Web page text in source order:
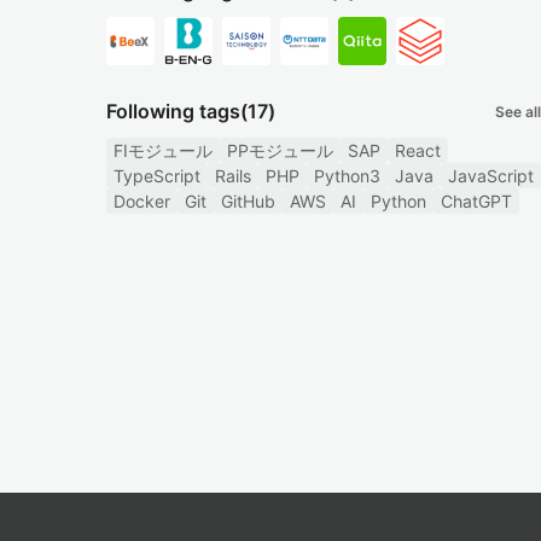
Following tags(17) See all
FIモジュール PPモジュール SAP
React
TypeScript
Rails PHP Python3 Java
JavaScript
Docker
Git GitHub AWS AI Python ChatGPT